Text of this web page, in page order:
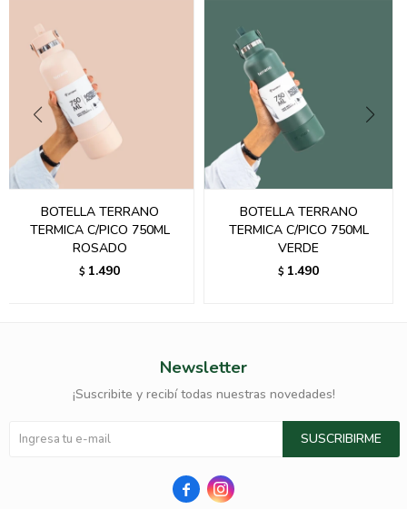
BOTELLA TERRANO
TERMICA C/PICO 750ML
ROSADO
$ 1.490
BOTELLA TERRANO
TERMICA C/PICO 750ML
VERDE
$ 1.490
Newsletter
¡Suscribite y recibí todas nuestras novedades!
SUSCRIBIRME
 